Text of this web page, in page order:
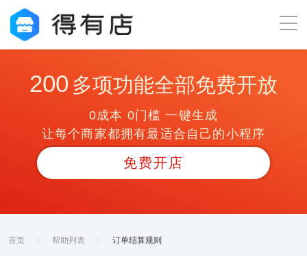
200 多项功能全部免费开放
0成本 0门槛 一键生成
让每个商家都拥有最适合自己的小程序
免费开店
首页 帮助列表 订单结算规则